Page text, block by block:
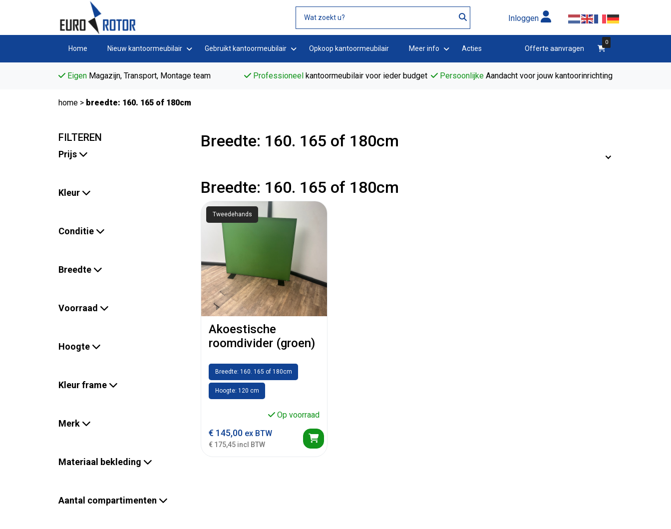
Inloggen
Home Nieuw kantoormeubilair Gebruikt kantoormeubilair Opkoop kantoormeubilair Meer info Acties winkelwagen
0
Offerte aanvragen
Eigen Magazijn, Transport, Montage team Professioneelkantoormeubilair voor ieder budget Persoonlijke Aandacht voor jouw kantoorinrichting
home > breedte: 160. 165 of 180cm
FILTEREN
Prijs
Kleur
Conditie
Breedte
Voorraad
Hoogte
Kleur frame
Merk
Materiaal bekleding
Aantal compartimenten
Breedte: 160. 165 of 180cm
Breedte: 160. 165 of 180cm
Tweedehands
Akoestische
roomdivider (groen)
Breedte: 160. 165 of 180cm
Hoogte: 120 cm
Op voorraad
€ 145,00 ex BTW
€ 175,45 incl BTW